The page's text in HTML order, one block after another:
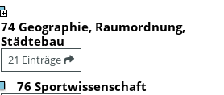
74 Geographie, Raumordnung,
Städtebau
21 Einträge
76 Sportwissenschaft